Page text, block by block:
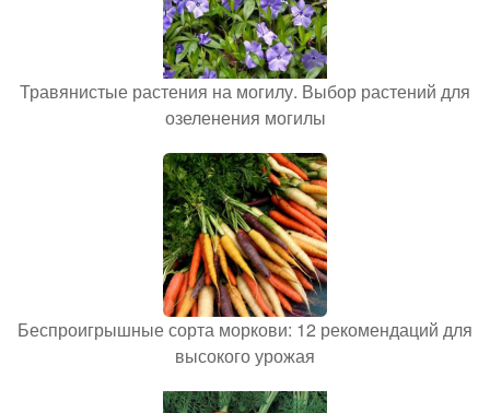
Травянистые растения на могилу. Выбор растений для
озеленения могилы
Беспроигрышные сорта моркови: 12 рекомендаций для
высокого урожая